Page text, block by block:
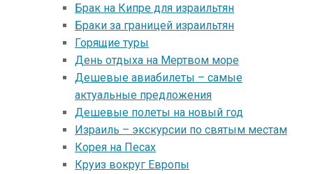
Брак на Кипре для израильтян
Браки за границей израильтян
Горящие туры
День отдыха на Мертвом море
Дешевые авиабилеты – самые
актуальные предложения
Дешевые полеты на новый год
Израиль – экскурсии по святым местам
Корея на Песах
Круиз вокруг Европы